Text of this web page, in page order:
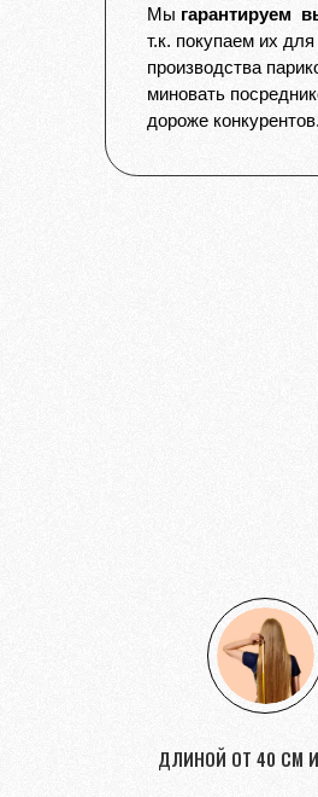
Мы гарантируем
т.к. покупаем их
производства
миновать
дороже конкурентов.
ДЛИНОЙ ОТ 40 СМ